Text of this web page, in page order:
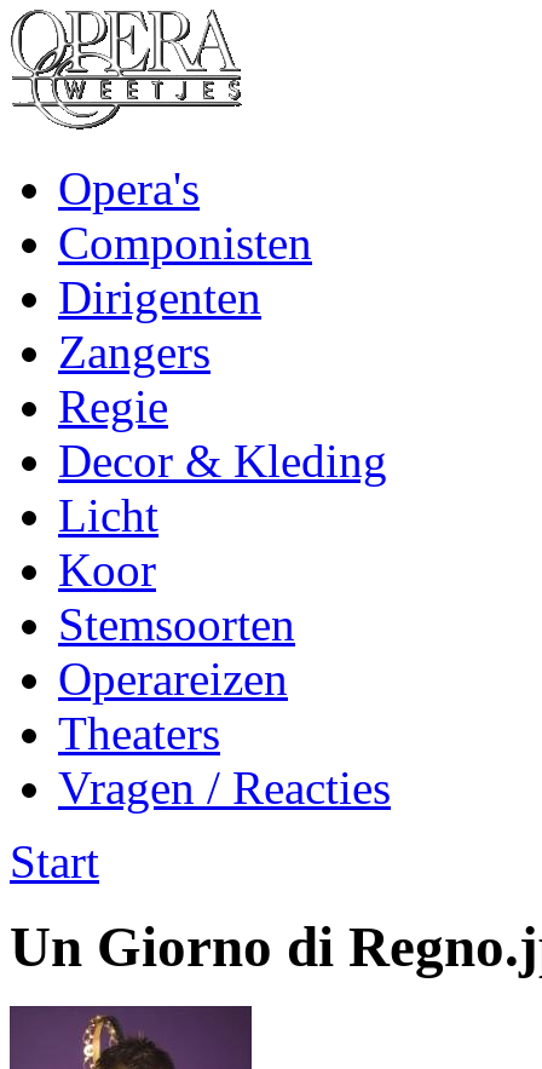
Opera's
Componisten
Dirigenten
Zangers
Regie
Decor & Kleding
Licht
Koor
Stemsoorten
Operareizen
Theaters
Vragen / Reacties
Start
Un Giorno di